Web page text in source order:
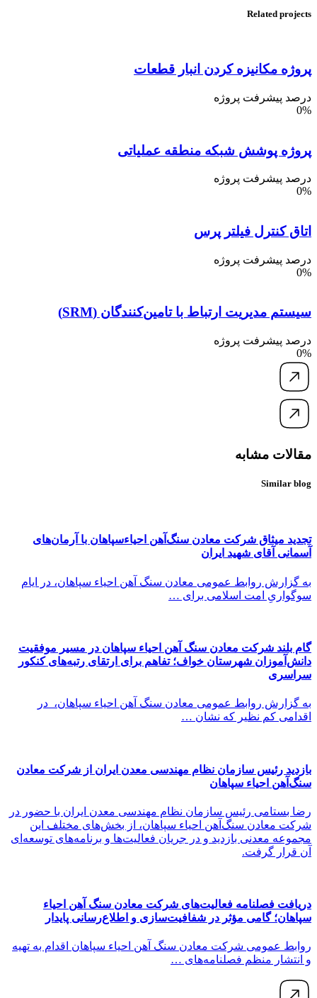
Related projects
پروژه مکانیزه کردن انبار قطعات
درصد پیشرفت پروژه
0%
پروژه پوشش شبکه منطقه عملیاتی
درصد پیشرفت پروژه
0%
اتاق کنترل فیلتر پرس
درصد پیشرفت پروژه
0%
سیستم مدیریت ارتباط با تامین‌کنندگان (SRM)
درصد پیشرفت پروژه
0%
مقالات مشابه
Similar blog
تجدید میثاق شرکت معادن سنگ‌آهن احیاءسپاهان با آرمان‌های
آسمانی آقای شهید ایران
به گزارش روابط عمومی معادن سنگ آهن احیاء سپاهان، در ایام
سوگواریِ امت اسلامی برای …
گام بلند شرکت معادن سنگ آهن احیاء سپاهان در مسیر موفقیت
دانش‌آموزان شهرستان خواف؛ تفاهم برای ارتقای رتبه‌های کنکور
سراسری
به گزارش روابط عمومی معادن سنگ آهن احیاء سپاهان، در
اقدامی کم نظیر که نشان …
بازدید رئیس سازمان نظام مهندسی معدن ایران از شرکت معادن
سنگ‌آهن احیاء سپاهان
رضا بستامی رئیس سازمان نظام مهندسی معدن ایران با حضور در
شرکت معادن سنگ‌آهن احیاء سپاهان، از بخش‌های مختلف این
مجموعه معدنی بازدید و در جریان فعالیت‌ها و برنامه‌های توسعه‌ای
آن قرار گرفت.
دریافت فصلنامه فعالیت‌های شرکت معادن سنگ آهن احیاء
سپاهان؛ گامی مؤثر در شفافیت‌سازی و اطلاع‌رسانی پایدار
روابط عمومی شرکت معادن سنگ آهن احیاء سپاهان اقدام به تهیه
و انتشار منظم فصلنامه‌های …